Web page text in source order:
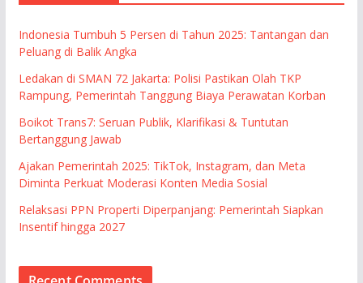
Indonesia Tumbuh 5 Persen di Tahun 2025: Tantangan dan
Peluang di Balik Angka
Ledakan di SMAN 72 Jakarta: Polisi Pastikan Olah TKP
Rampung, Pemerintah Tanggung Biaya Perawatan Korban
Boikot Trans7: Seruan Publik, Klarifikasi & Tuntutan
Bertanggung Jawab
Ajakan Pemerintah 2025: TikTok, Instagram, dan Meta
Diminta Perkuat Moderasi Konten Media Sosial
Relaksasi PPN Properti Diperpanjang: Pemerintah Siapkan
Insentif hingga 2027